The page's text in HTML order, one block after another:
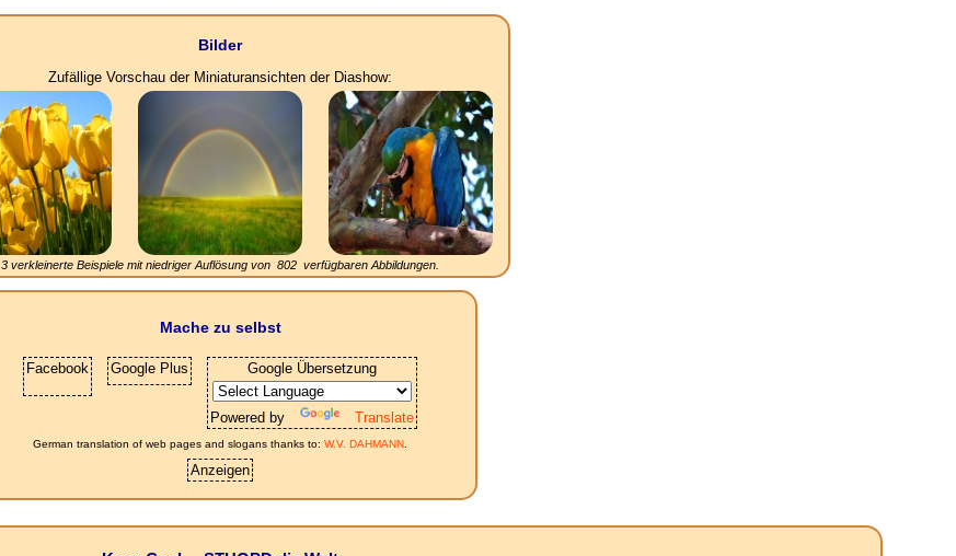
Bilder
Zufällige Vorschau der Miniaturansichten der Diashow:
3 verkleinerte Beispiele mit niedriger Auflösung von 802 verfügbaren Abbildungen.
Mache zu selbst
Facebook Google Plus Google Übersetzung
Powered by Translate
German translation of web pages and slogans thanks to: W.V. DAHMANN.
Anzeigen